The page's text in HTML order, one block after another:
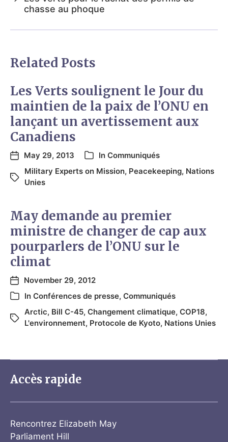
chasse au phoque
Related Posts
Les Verts soulignent le Jour du
maintien de la paix de l’ONU en
lançant un avertissement aux
Canadiens
May 29, 2013 In Communiqués
Military Experts on Mission, Peacekeeping, Nations
Unies
May demande au premier
ministre de changer de cap aux
pourparlers de l’ONU sur le
climat
November 29, 2012
In Conférences de presse, Communiqués
Arctic, Bill C-45, Changement climatique, COP18,
L'environnement, Protocole de Kyoto, Nations Unies
Accès rapide
Rencontrez Elizabeth May
Parliament Hill